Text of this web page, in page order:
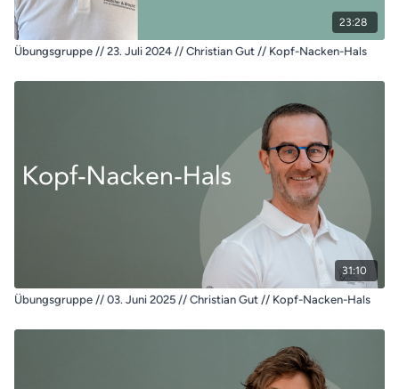
23:28
Übungsgruppe // 23. Juli 2024 // Christian Gut // Kopf-Nacken-Hals
31:10
Übungsgruppe // 03. Juni 2025 // Christian Gut // Kopf-Nacken-Hals